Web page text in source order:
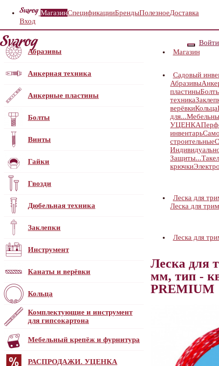
МагазинСпецификацииБрендыПолезноеДоставка
Вход
Войти
Абразивы
Анкерная техника
Анкерные пластины
Болты
Винты
Гайки
Гвозди
Дюбельная техника
Заклепки
Инструмент
Канаты и верёвки
Кольца
Комплектующие и инструмент
для гипсокартона
Мебельный крепёж и фурнитура
РАСПРОДАЖИ. УЦЕНКА
Магазин
Садовый
Абразивы
пластины
техника
верёвкиКольца
для...
УЦЕНКА
инвентарь
строительные
Защиты...
крючки
Леска для
Леска для
Леска для
Леска для
мм, тип -
PREMIUM